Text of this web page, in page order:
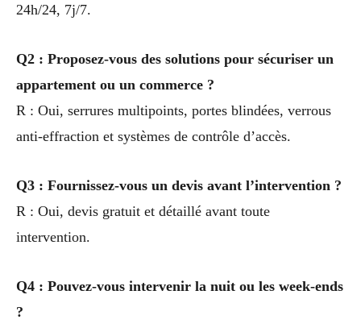
24h/24, 7j/7.
Q2 : Proposez-vous des solutions pour sécuriser un
appartement ou un commerce ?
R : Oui, serrures multipoints, portes blindées, verrous
anti-effraction et systèmes de contrôle d’accès.
Q3 : Fournissez-vous un devis avant l’intervention ?
R : Oui, devis gratuit et détaillé avant toute
intervention.
Q4 : Pouvez-vous intervenir la nuit ou les week-ends
?